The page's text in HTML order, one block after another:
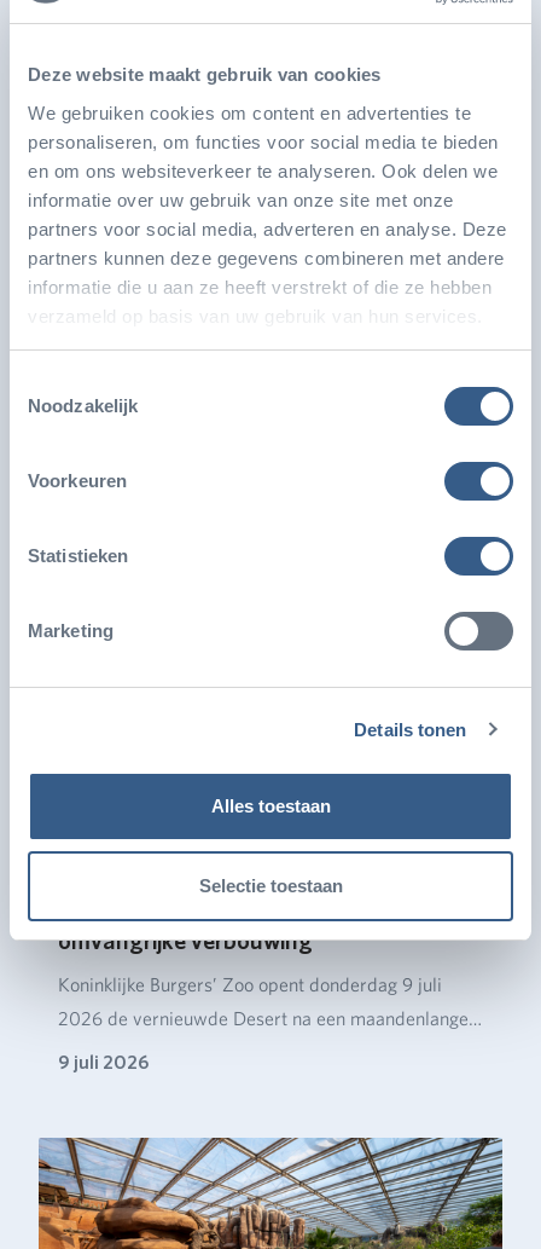
Deze website maakt gebruik van cookies
We gebruiken cookies om content en advertenties te
personaliseren, om functies voor social media te bieden
en om ons websiteverkeer te analyseren. Ook delen we
informatie over uw gebruik van onze site met onze
partners voor social media, adverteren en analyse. Deze
partners kunnen deze gegevens combineren met andere
informatie die u aan ze heeft verstrekt of die ze hebben
verzameld op basis van uw gebruik van hun services.
Noodzakelijk
Voorkeuren
Statistieken
Marketing
Details tonen
Alles toestaan
Selectie toestaan
Ook leuk
Burgers' Zoo ontwikkelt grootste
Koninklijke Burgers’ Zoo ontwikkelt het grootste
ruim…
omvangrijke verbouwing
Koninklijke Burgers’ Zoo opent donderdag 9 juli
2026 de vernieuwde Desert na een maandenlange
verbou…
9 juli 2026